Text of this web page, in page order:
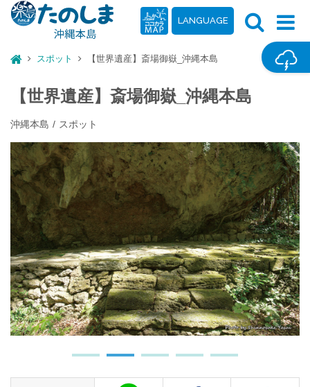
LANGUAGE
スポット 【世界遺産】斎場御嶽_沖縄本島
【世界遺産】斎場御嶽_沖縄本島
沖縄本島 スポット
斎場御嶽入口